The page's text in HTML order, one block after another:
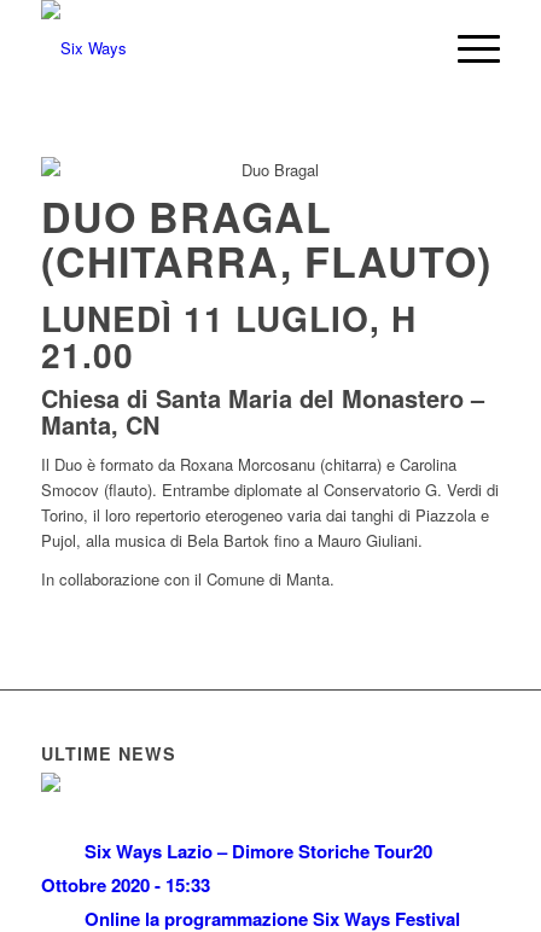
DUO BRAGAL
(CHITARRA, FLAUTO)
LUNEDÌ 11 LUGLIO, H
21.00
Chiesa di Santa Maria del Monastero –
Manta, CN
Il Duo è formato da Roxana Morcosanu (chitarra) e Carolina
Smocov (flauto). Entrambe diplomate al Conservatorio G. Verdi di
Torino, il loro repertorio eterogeneo varia dai tanghi di Piazzola e
Pujol, alla musica di Bela Bartok fino a Mauro Giuliani.
In collaborazione con il Comune di Manta.
ULTIME NEWS
Six Ways Lazio – Dimore Storiche Tour20
Ottobre 2020 - 15:33
Online la programmazione Six Ways Festival